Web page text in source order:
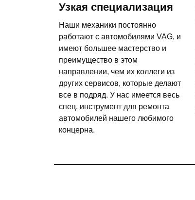
Узкая специализация
Наши механики постоянно
работают с автомобилями VAG, и
имеют большее мастерство и
преимущество в этом
направлении, чем их коллеги из
других сервисов, которые делают
все в подряд. У нас имеется весь
спец. инструмент для ремонта
автомобилей нашего любимого
концерна.